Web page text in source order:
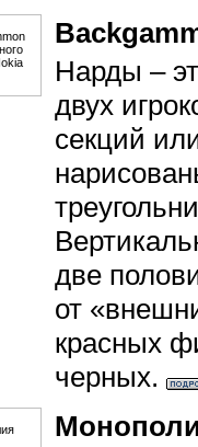
Нарды –
двух
секций
две
от
красных
черных.